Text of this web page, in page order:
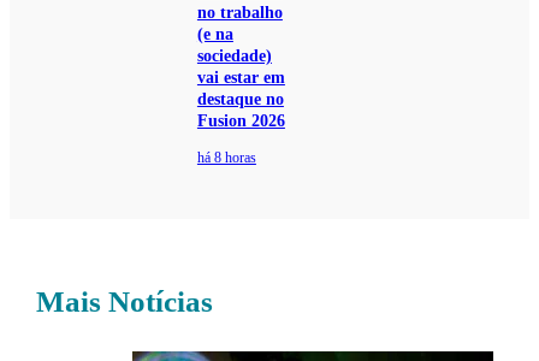
no trabalho
(e na
sociedade)
vai estar em
destaque no
Fusion 2026
há 8 horas
Mais Notícias